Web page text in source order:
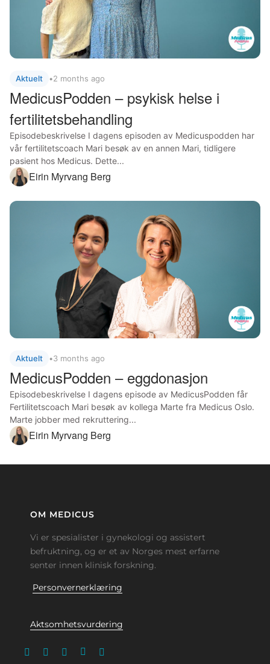
Aktuelt •2 months ago
MedicusPodden – psykisk helse i
fertilitetsbehandling
Episodebeskrivelse I dagens episoden av Medicuspodden har
vår fertilitetscoach Mari besøk av en annen Mari, tidligere
pasient hos Medicus. Dette...
Eirin Myrvang Berg
Aktuelt •3 months ago
MedicusPodden – eggdonasjon
Episodebeskrivelse I dagens episode av MedicusPodden får
Fertilitetscoach Mari besøk av kollega Marte fra Medicus Oslo.
Marte jobber med rekruttering...
Eirin Myrvang Berg
OM MEDICUS
Vi er spesialister i gynekologi og assistert
befruktning, og er et av Norges mest erfarne
senter innen klinisk forskning.
Personvernerklæring
Aktsomhetsvurdering